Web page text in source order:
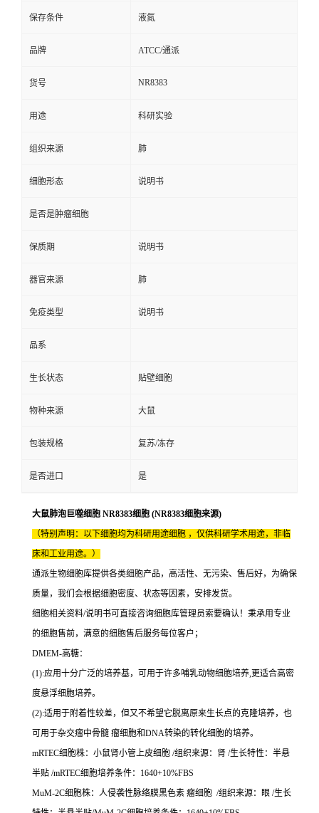
保存条件 液氮
品牌 ATCC/通派
货号 NR8383
用途 科研实验
组织来源 肺
细胞形态 说明书
是否是肿瘤细胞
保质期 说明书
器官来源 肺
免疫类型 说明书
品系
生长状态 贴壁细胞
物种来源 大鼠
包装规格 复苏/冻存
是否进口 是
大鼠肺泡巨噬细胞 NR8383细胞 (NR8383细胞来源)
（特别声明：以下细胞均为科研用途细胞 ，仅供科研学术用途，非临
床和工业用途。）
通派生物细胞库提供各类细胞产品，高活性、无污染、售后好，为确保
质量，我们会根据细胞密度、状态等因素，安排发货。
细胞相关资料/说明书可直接咨询细胞库管理员索要确认！秉承用专业
的细胞售前，满意的细胞售后服务每位客户；
DMEM-高糖：
(1):应用十分广泛的培养基，可用于许多哺乳动物细胞培养,更适合高密
度悬浮细胞培养。
(2):适用于附着性较差，但又不希望它脱离原来生长点的克隆培养，也
可用于杂交瘤中骨髓 瘤细胞和DNA转染的转化细胞的培养。
mRTEC细胞株：小鼠肾小管上皮细胞 /组织来源：肾 /生长特性：半悬
半贴 /mRTEC细胞培养条件：1640+10%FBS
MuM-2C细胞株：人侵袭性脉络膜黑色素 瘤细胞 /组织来源：眼 /生长